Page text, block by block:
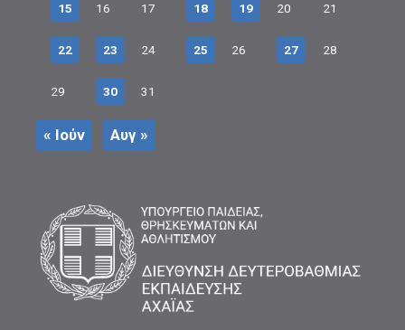
15 16 17 18 19 20 21
22 23 24 25 26 27 28
29 30 31
« Ιούν Αυγ »